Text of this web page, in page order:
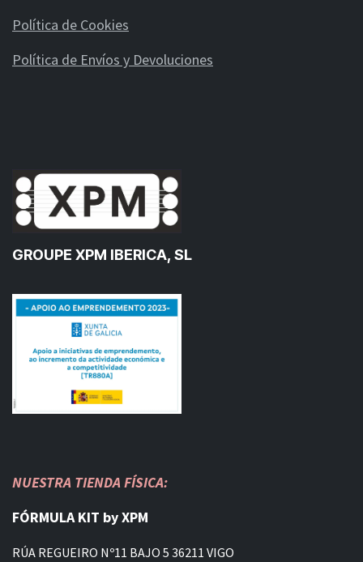
Política de Cookies
Política de Envíos y Devoluciones
GROUPE XPM IBERICA, SL
NUESTRA TIENDA FÍSICA:
FÓRMULA KIT by XPM
RÚA REGUEIRO Nº11 BAJO 5 36211 VIGO